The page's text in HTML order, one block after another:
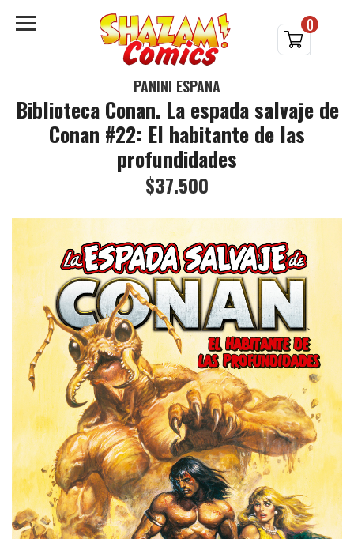
0
PANINI ESPAÑA
Biblioteca Conan. La espada salvaje de
Conan #22: El habitante de las
profundidades
$37.500